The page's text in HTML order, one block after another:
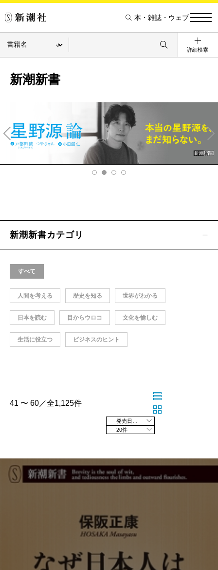
本・雑誌・ウェブ
詳細検索
新潮新書
v
Ne
xt
新潮新書カテゴリ
すべて
人間を考える 歴史を知る 世界がわかる
日本を読む 目からウロコ 文化を愉しむ
生活に役立つ ビジネスのヒント
41 〜 60／全1,125件
20件